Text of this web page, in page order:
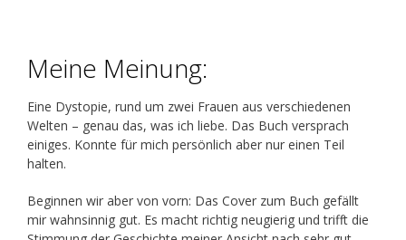
Meine Meinung:
Eine Dystopie, rund um zwei Frauen aus verschiedenen
Welten – genau das, was ich liebe. Das Buch versprach
einiges. Konnte für mich persönlich aber nur einen Teil
halten.
Beginnen wir aber von vorn: Das Cover zum Buch gefällt
mir wahnsinnig gut. Es macht richtig neugierig und trifft die